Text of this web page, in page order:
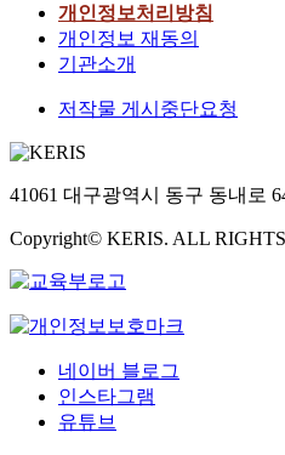
개인정보처리방침
개인정보 재동의
기관소개
저작물 게시중단요청
41061 대구광역시 동구 동내로
Copyright© KERIS. ALL
네이버 블로그
인스타그램
유튜브